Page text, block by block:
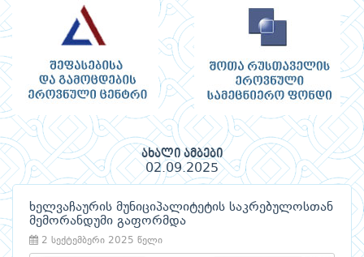
ახალი ამბები
02.09.2025
ხელვაჩაურის მუნიციპალიტეტის საკრებულოსთან
მემორანდუმი გაფორმდა
2 სექტემბერი 2025 წელი